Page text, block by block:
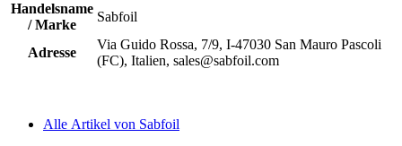
Handelsname
/ Marke
Sabfoil
Adresse
Via Guido Rossa, 7/9, I-47030 San Mauro Pascoli
(FC), Italien, sales@sabfoil.com
Alle Artikel von Sabfoil